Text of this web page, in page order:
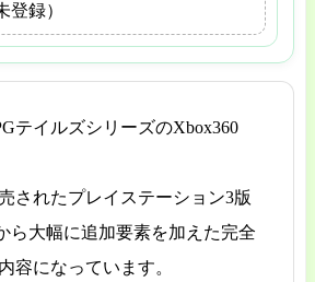
登録）
テイルズシリーズのXbox360
されたプレイステーション3版
ら大幅に追加要素を加えた完全
容になっています。